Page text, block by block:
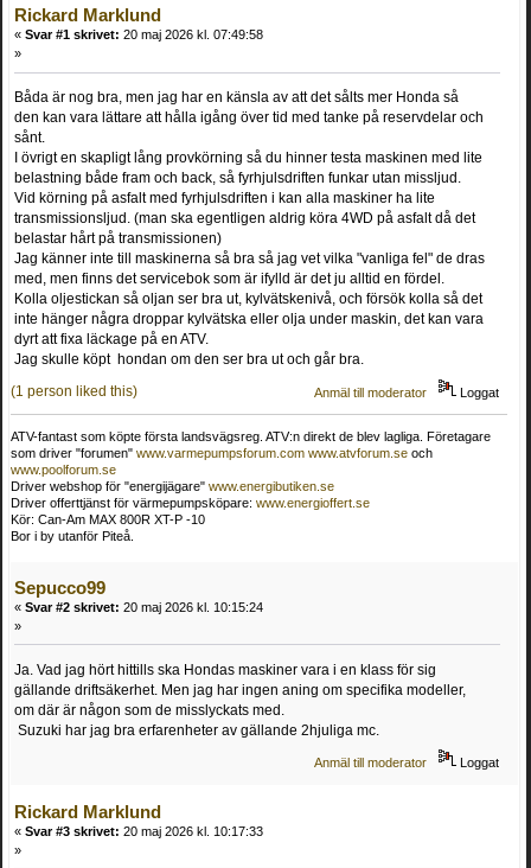
Rickard Marklund
« Svar #1 skrivet: 20 maj 2026 kl. 07:49:58
»
Båda är nog bra, men jag har en känsla av att det sålts mer Honda så
den kan vara lättare att hålla igång över tid med tanke på reservdelar och
sånt.
I övrigt en skapligt lång provkörning så du hinner testa maskinen med lite
belastning både fram och back, så fyrhjulsdriften funkar utan missljud.
Vid körning på asfalt med fyrhjulsdriften i kan alla maskiner ha lite
transmissionsljud. (man ska egentligen aldrig köra 4WD på asfalt då det
belastar hårt på transmissionen)
Jag känner inte till maskinerna så bra så jag vet vilka "vanliga fel" de dras
med, men finns det servicebok som är ifylld är det ju alltid en fördel.
Kolla oljestickan så oljan ser bra ut, kylvätskenivå, och försök kolla så det
inte hänger några droppar kylvätska eller olja under maskin, det kan vara
dyrt att fixa läckage på en ATV.
Jag skulle köpt hondan om den ser bra ut och går bra.
Anmäl till moderator Loggat
(1 person liked this)
ATV-fantast som köpte första landsvägsreg. ATV:n direkt de blev lagliga. Företagare
som driver "forumen" www.varmepumpsforum.com www.atvforum.se och
www.poolforum.se
Driver webshop för "energijägare" www.energibutiken.se
Driver offerttjänst för värmepumpsköpare: www.energioffert.se
Kör: Can-Am MAX 800R XT-P -10
Bor i by utanför Piteå.
Sepucco99
« Svar #2 skrivet: 20 maj 2026 kl. 10:15:24
»
Ja. Vad jag hört hittills ska Hondas maskiner vara i en klass för sig
gällande driftsäkerhet. Men jag har ingen aning om specifika modeller,
om där är någon som de misslyckats med.
Suzuki har jag bra erfarenheter av gällande 2hjuliga mc.
Anmäl till moderator Loggat
Rickard Marklund
« Svar #3 skrivet: 20 maj 2026 kl. 10:17:33
»